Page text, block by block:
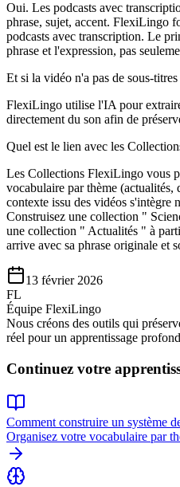
Oui. Les podcasts avec
phrase, sujet, accent. FlexiLingo
podcasts avec transcription. Le
phrase et l'expression, pas
Et si la vidéo n'a pas de sous-titres
FlexiLingo utilise l'IA pour
directement du son afin de
Quel est le lien avec les
Les Collections FlexiLingo vous
vocabulaire par thème
contexte issu des vidéos s'intègre
Construisez une collection "
une collection " Actualités " à
arrive avec sa phrase originale et
13 février 2026
FL
Équipe FlexiLingo
Nous créons des outils qui
réel pour un apprentissage
Continuez votre
Comment construire un système
Organisez votre vocabulaire par